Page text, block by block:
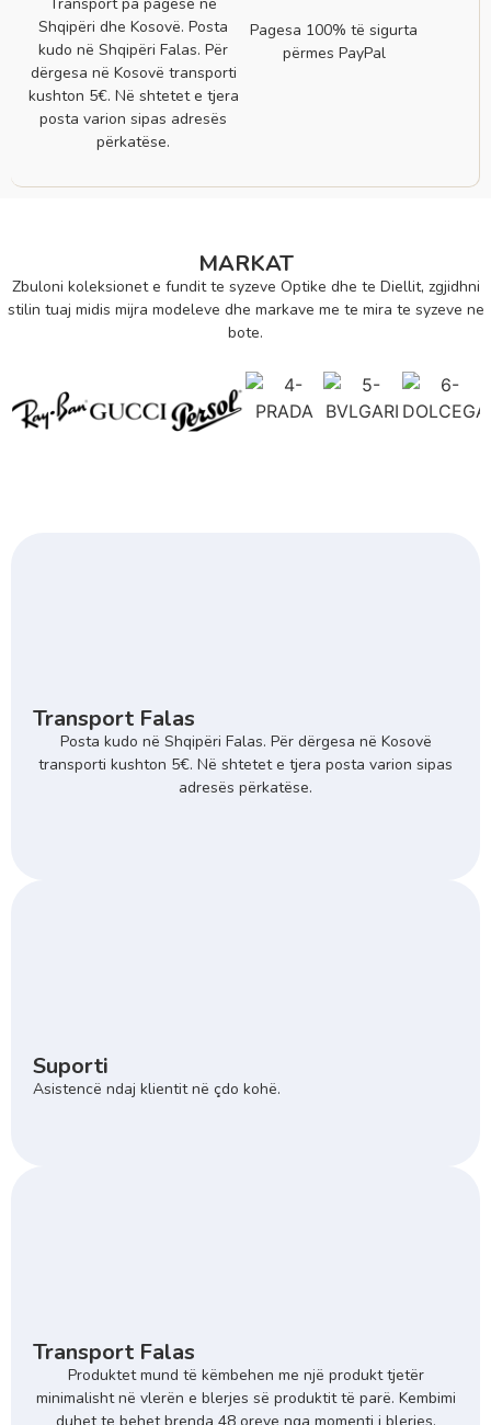
Shqipëri dhe Kosovë. Posta
kudo në Shqipëri Falas. Për
dërgesa në Kosovë transporti
kushton 5€. Në shtetet e tjera
posta varion sipas adresës
përkatëse.
Pagesa 100% të sigurta
përmes PayPal
MARKAT
Zbuloni koleksionet e fundit te syzeve Optike dhe te Diellit, zgjidhni
stilin tuaj midis mijra modeleve dhe markave me te mira te syzeve ne
bote.
Transport Falas
Posta kudo në Shqipëri Falas. Për dërgesa në Kosovë
transporti kushton 5€. Në shtetet e tjera posta varion sipas
adresës përkatëse.
Suporti
Asistencë ndaj klientit në çdo kohë.
Transport Falas
Produktet mund të këmbehen me një produkt tjetër
minimalisht në vlerën e blerjes së produktit të parë. Kembimi